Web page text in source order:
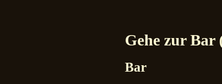
Gehe zur Bar
Bar